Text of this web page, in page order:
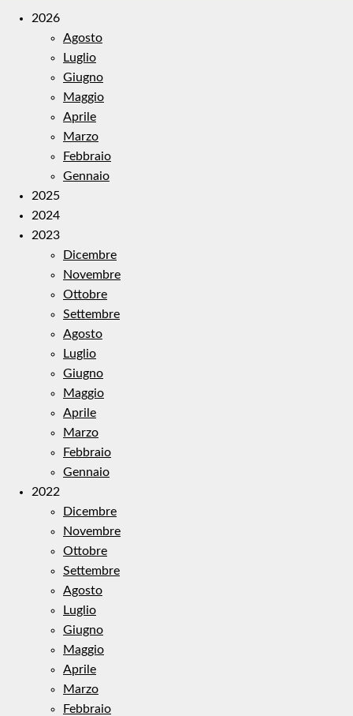
2026
Agosto
Luglio
Giugno
Maggio
Aprile
Marzo
Febbraio
Gennaio
2025
2024
2023
Dicembre
Novembre
Ottobre
Settembre
Agosto
Luglio
Giugno
Maggio
Aprile
Marzo
Febbraio
Gennaio
2022
Dicembre
Novembre
Ottobre
Settembre
Agosto
Luglio
Giugno
Maggio
Aprile
Marzo
Febbraio